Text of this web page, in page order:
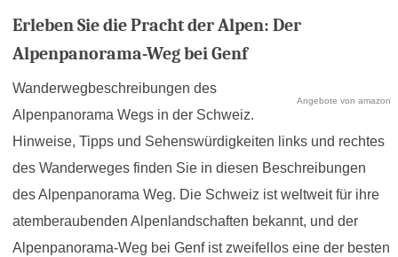
Erleben Sie die Pracht der Alpen: Der
Alpenpanorama-Weg bei Genf
Angebote von amazon
Wanderwegbeschreibungen des
Alpenpanorama Wegs in der Schweiz.
Hinweise, Tipps und Sehenswürdigkeiten links und rechtes
des Wanderweges finden Sie in diesen Beschreibungen
des Alpenpanorama Weg. Die Schweiz ist weltweit für ihre
atemberaubenden Alpenlandschaften bekannt, und der
Alpenpanorama-Weg bei Genf ist zweifellos eine der besten